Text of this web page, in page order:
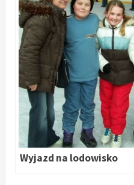
Wyjazd na lodowisko